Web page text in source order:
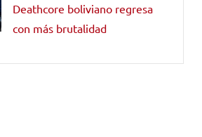
Deathcore boliviano regresa
con más brutalidad